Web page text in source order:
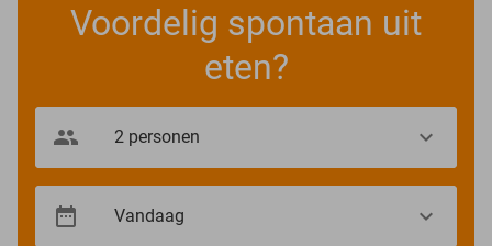
Voordelig spontaan uit
eten?